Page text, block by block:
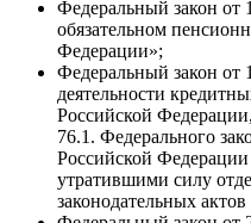
Федеральный закон
обязательном
Федерации»;
Федеральный закон
деятельности
Российской
76.1. Федерального
Российской
утратившими силу
законодательных